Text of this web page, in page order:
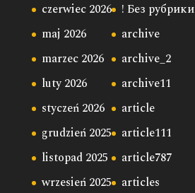
czerwiec 2026
maj 2026
marzec 2026
luty 2026
styczeń 2026
grudzień 2025
listopad 2025
wrzesień 2025
! Без рубрики
archive
archive_2
archive11
article
article111
article787
articles